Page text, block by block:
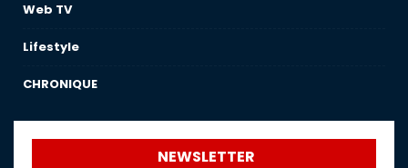
Web TV
Lifestyle
CHRONIQUE
NEWSLETTER